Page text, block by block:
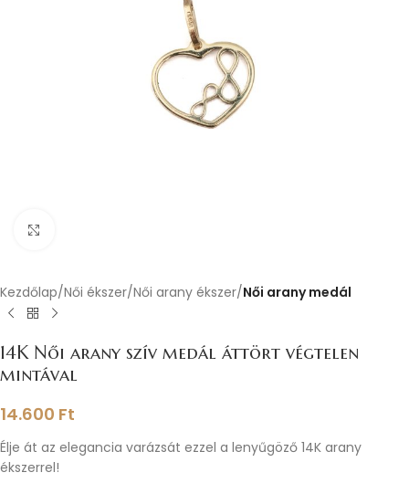
Kezdőlap Női ékszer Női arany ékszer Női arany medál
14K Női arany szív medál áttört végtelen
mintával
14.600 Ft
Élje át az elegancia varázsát ezzel a lenyűgöző 14K arany
ékszerrel!